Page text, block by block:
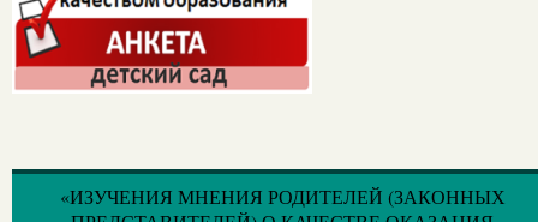
«ИЗУЧЕНИЯ МНЕНИЯ РОДИТЕЛЕЙ (ЗАКОННЫХ